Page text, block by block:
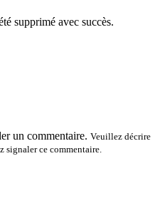
supprimé avec succès.
un commentaire. Veuillez décrire
signaler ce commentaire.